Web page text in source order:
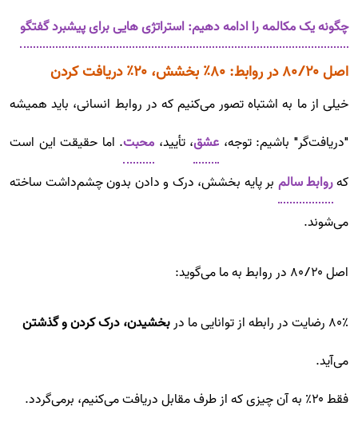
چگونه یک مکالمه را ادامه دهیم: استراتژی هایی برای پیشبرد گفتگو
اصل ۸۰/۲۰ در روابط: ۸۰٪ بخشش، ۲۰٪ دریافت کردن
خیلی از ما به اشتباه تصور می‌کنیم که در روابط انسانی، باید همیشه
"دریافت‌گر" باشیم: توجه، عشق، تأیید، محبت. اما حقیقت این است
کهروابط سالم بر پایه بخشش، درک و دادن بدون چشم‌داشت ساخته
می‌شوند.
اصل ۸۰/۲۰ در روابط به ما می‌گوید:
۸۰٪ رضایت در رابطه از توانایی ما در
بخشیدن، درک کردن و گذشتن
می‌آید.
فقط ۲۰٪ به آن چیزی که از طرف مقابل دریافت می‌کنیم، برمی‌گردد.